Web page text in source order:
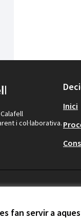
fan servir a
i col·laborativa.
Inici